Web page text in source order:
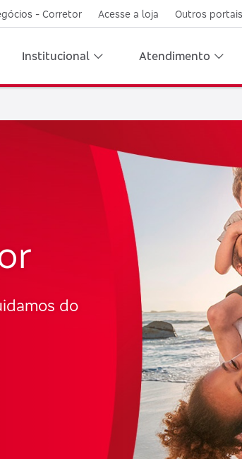
- Corretor Acesse a loja Outros portais
Institucional Atendimento
do